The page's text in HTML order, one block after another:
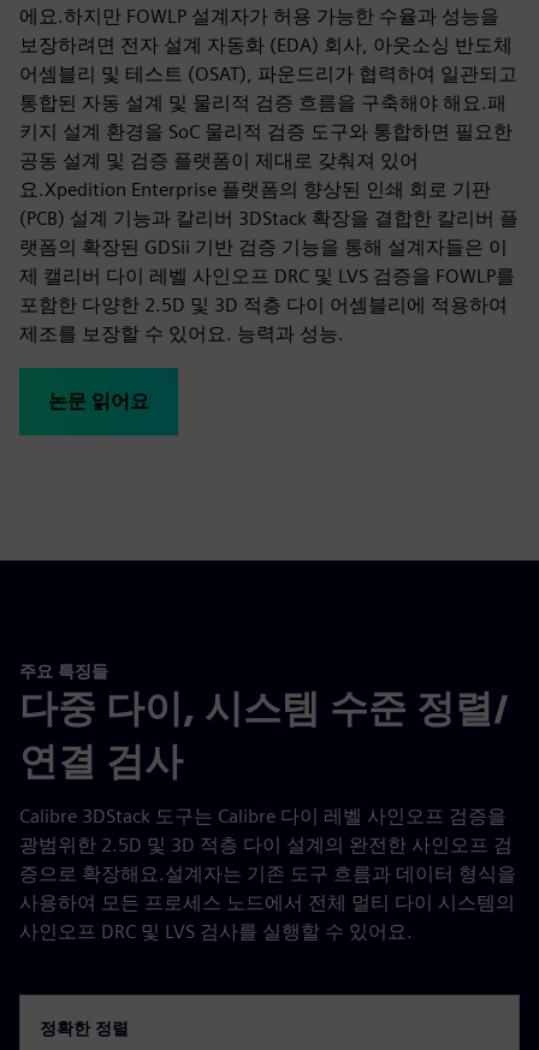
에요.하지만 FOWLP 설계자가 허용 가능한 수율과 성능을
보장하려면 전자 설계 자동화 (EDA) 회사, 아웃소싱 반도체
어셈블리 및 테스트 (OSAT), 파운드리가 협력하여 일관되고
통합된 자동 설계 및 물리적 검증 흐름을 구축해야 해요.패
키지 설계 환경을 SoC 물리적 검증 도구와 통합하면 필요한
공동 설계 및 검증 플랫폼이 제대로 갖춰져 있어
요.Xpedition Enterprise 플랫폼의 향상된 인쇄 회로 기판
(PCB) 설계 기능과 칼리버 3DStack 확장을 결합한 칼리버 플
랫폼의 확장된 GDSii 기반 검증 기능을 통해 설계자들은 이
제 캘리버 다이 레벨 사인오프 DRC 및 LVS 검증을 FOWLP를
포함한 다양한 2.5D 및 3D 적층 다이 어셈블리에 적용하여
제조를 보장할 수 있어요. 능력과 성능.
논문 읽어요
주요 특징들
다중 다이, 시스템 수준 정렬/
연결 검사
Calibre 3DStack 도구는 Calibre 다이 레벨 사인오프 검증을
광범위한 2.5D 및 3D 적층 다이 설계의 완전한 사인오프 검
증으로 확장해요.설계자는 기존 도구 흐름과 데이터 형식을
사용하여 모든 프로세스 노드에서 전체 멀티 다이 시스템의
사인오프 DRC 및 LVS 검사를 실행할 수 있어요.
정확한 정렬